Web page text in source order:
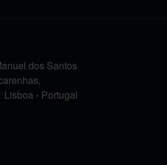
dos Santos
Lisboa - Portugal